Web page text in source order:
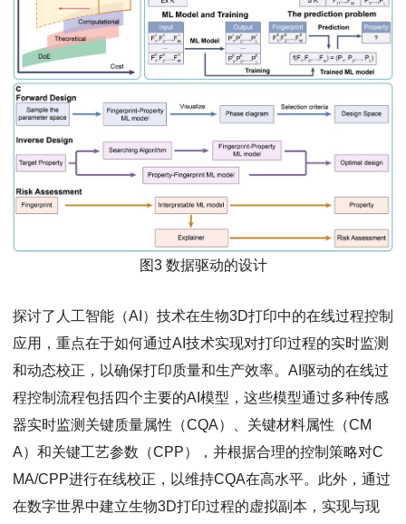
图3 数据驱动的设计
探讨了人工智能（AI）技术在生物3D打印中的在线过程控制
应用，重点在于如何通过AI技术实现对打印过程的实时监测
和动态校正，以确保打印质量和生产效率。AI驱动的在线过
程控制流程包括四个主要的AI模型，这些模型通过多种传感
器实时监测关键质量属性（CQA）、关键材料属性（CM
A）和关键工艺参数（CPP），并根据合理的控制策略对C
MA/CPP进行在线校正，以维持CQA在高水平。此外，通过
在数字世界中建立生物3D打印过程的虚拟副本，实现与现